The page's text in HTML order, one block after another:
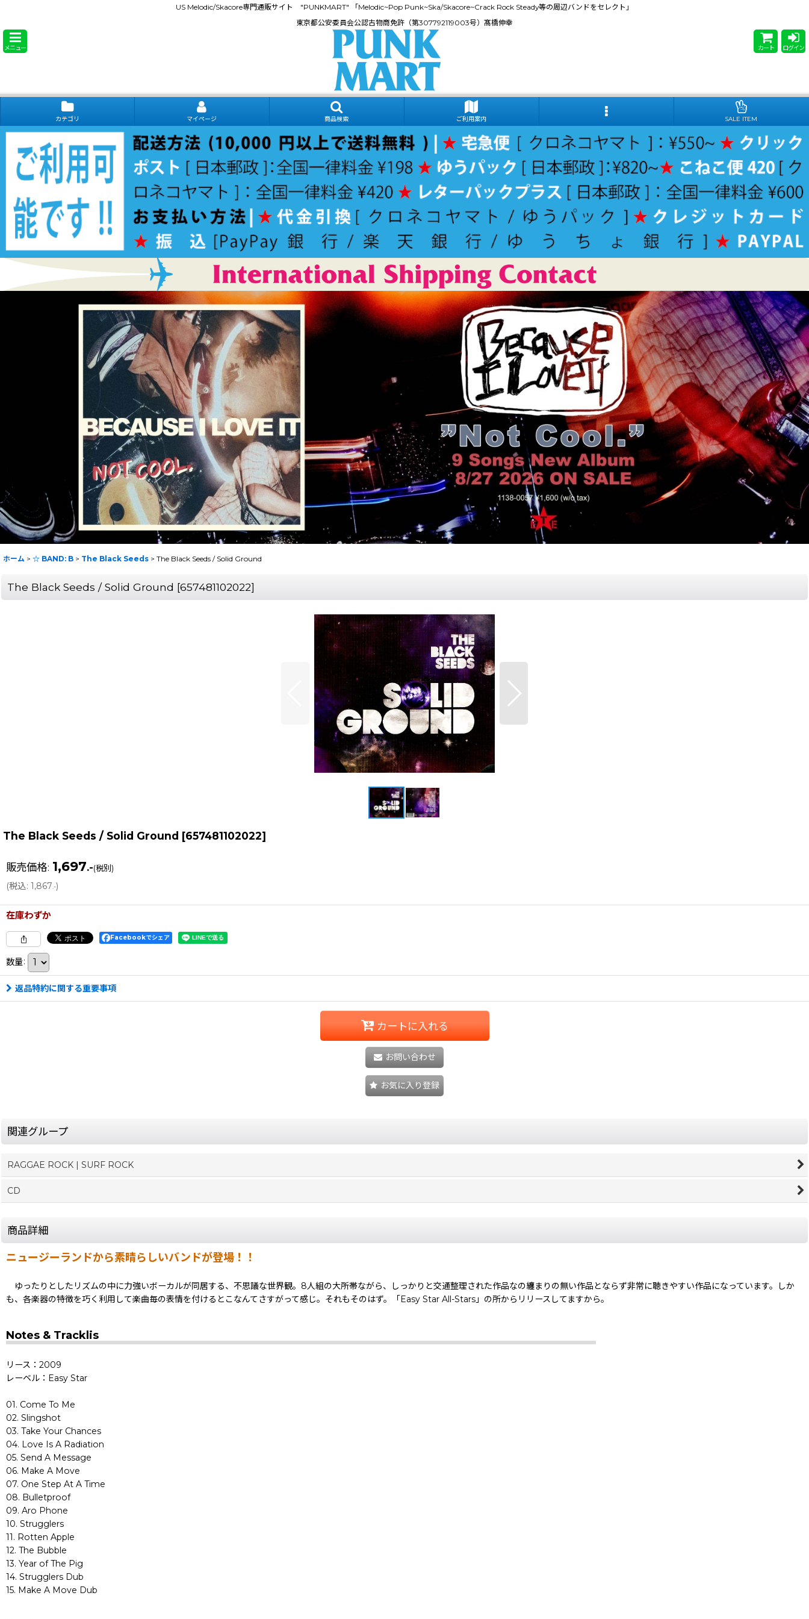
US Melodic/Skacore専門通販サイト "PUNKMART" 「Melodic~Pop Punk~Ska/Skacore~Crack Rock Steady等の周辺バンドをセレクト」
東京都公安委員会公認古物商免許（第307792119003号）髙橋伸幸
メニュー カート ログイン
カテゴリ マイページ 商品検索 ご利用案内 SALE ITEM
ホーム > ☆ BAND: B > The Black Seeds > The Black Seeds / Solid Ground
The Black Seeds / Solid Ground [657481102022]
The Black Seeds / Solid Ground [657481102022]
販売価格: 1,697.-(税別)
(税込: 1,867.-)
在庫わずか
Facebookでシェア
数量:
返品特約に関する重要事項
カートに入れる
お問い合わせ
お気に入り登録
関連グループ
RAGGAE ROCK | SURF ROCK
CD
商品詳細
ニュージーランドから素晴らしいバンドが登場！！
ゆったりとしたリズムの中に力強いボーカルが同居する、不思議な世界観。8人組の大所帯ながら、しっかりと交通整理された作品なの纏まりの無い作品とならず非常に聴きやすい作品になっています。しか
も、各楽器の特徴を巧く利用して楽曲毎の表情を付けるとこなんてさすがって感じ。それもそのはず。「Easy Star All-Stars」の所からリリースしてますから。
Notes & Tracklis
リース：2009
レーベル：Easy Star
01. Come To Me
02. Slingshot
03. Take Your Chances
04. Love Is A Radiation
05. Send A Message
06. Make A Move
07. One Step At A Time
08. Bulletproof
09. Aro Phone
10. Strugglers
11. Rotten Apple
12. The Bubble
13. Year of The Pig
14. Strugglers Dub
15. Make A Move Dub